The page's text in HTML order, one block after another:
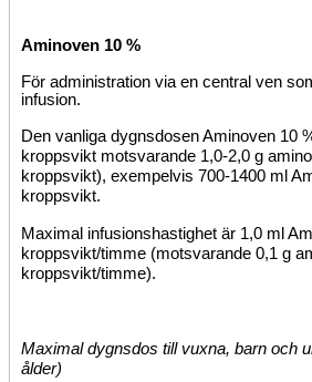
Aminoven 10 %
För administration via en central ven
infusion.
Den vanliga dygnsdosen Aminoven 10
kroppsvikt motsvarande 1,0-2,0 g
kroppsvikt), exempelvis 700-1400 ml
kroppsvikt.
Maximal infusionshastighet är 1,0 ml
kroppsvikt/timme (motsvarande 0,1 g
kroppsvikt/timme).
Maximal dygnsdos till vuxna, barn och
ålder)